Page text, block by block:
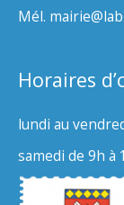
Mél.
Horaires
lundi au
samedi de 9h à